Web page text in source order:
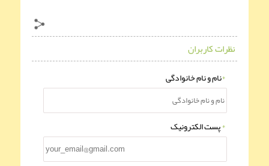
نظرات کاربران
*نام و نام خانوادگی
*پست الکترونیک